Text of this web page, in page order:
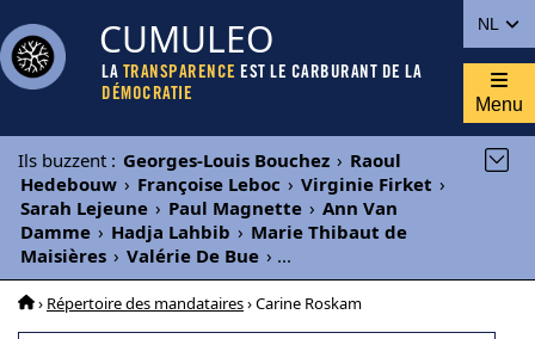
NL
CUMULEO
LA TRANSPARENCE EST LE CARBURANT DE LA
DÉMOCRATIE
Menu
Ils buzzent : Georges-Louis Bouchez › Raoul
Hedebouw › Françoise Leboc › Virginie Firket ›
Sarah Lejeune › Paul Magnette › Ann Van
Damme › Hadja Lahbib › Marie Thibaut de
Maisières › Valérie De Bue › ...
› Répertoire des mandataires› Carine Roskam